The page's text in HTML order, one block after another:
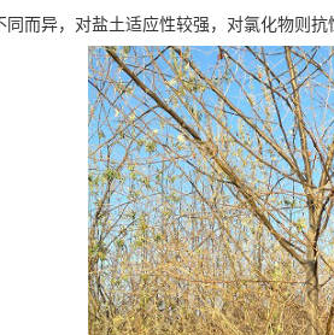
而异，对盐土适应性较强，对氯化物则抗